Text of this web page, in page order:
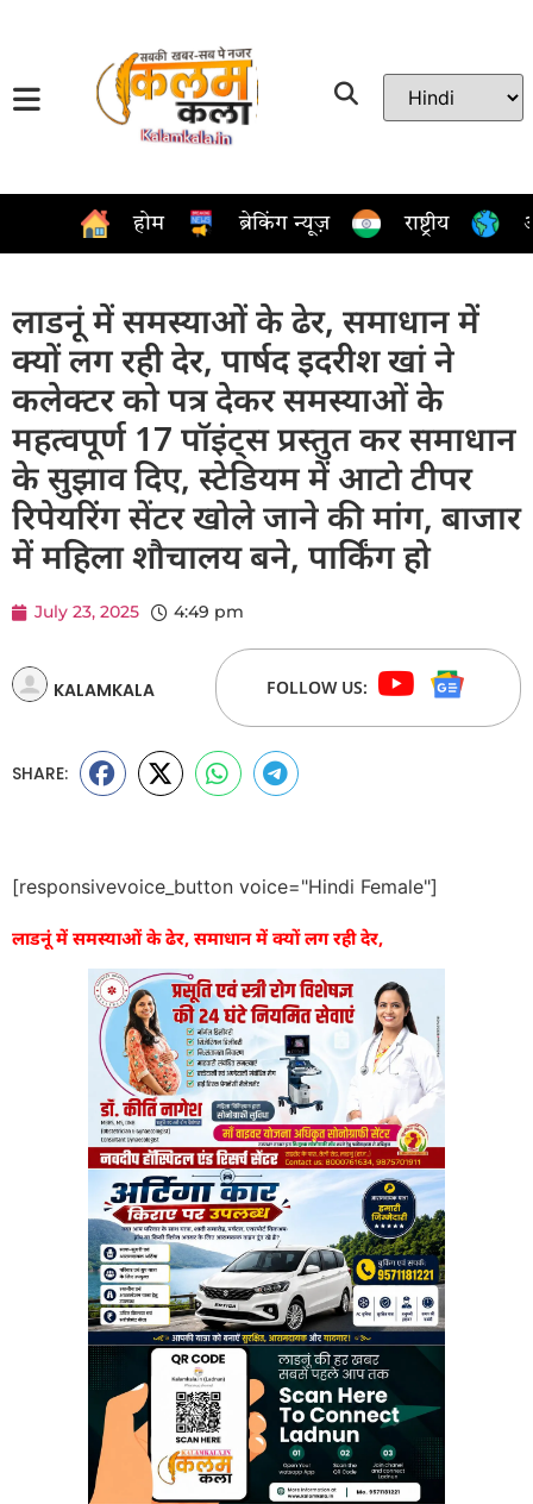
होम ब्रेकिंग न्यूज़ राष्ट्रीय
लाडनूं में समस्याओं के ढेर, समाधान में
क्यों लग रही देर, पार्षद इदरीश खां ने
कलेक्टर को पत्र देकर समस्याओं के
महत्वपूर्ण 17 पॉइंट्स प्रस्तुत कर समाधान
के सुझाव दिए, स्टेडियम में आटो टीपर
रिपेयरिंग सेंटर खोले जाने की मांग, बाजार
में महिला शौचालय बने, पार्किंग हो
July 23, 2025 4:49 pm
KALAMKALA FOLLOW US:
SHARE:
[responsivevoice_button voice="Hindi Female"]
लाडनूं में समस्याओं के ढेर, समाधान में क्यों लग रही देर,